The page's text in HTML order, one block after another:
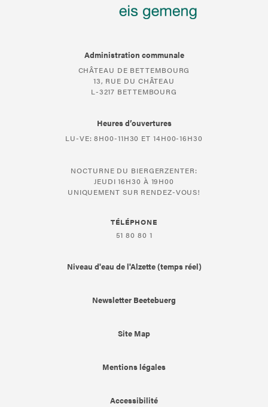
Administration communale
CHÂTEAU DE BETTEMBOURG
13, RUE DU CHÂTEAU
L-3217 BETTEMBOURG
Heures d’ouvertures
LU-VE: 8H00-11H30 ET 14H00-16H30
NOCTURNE DU BIERGERZENTER:
JEUDI 16H30 À 19H00
UNIQUEMENT SUR RENDEZ-VOUS!
TÉLÉPHONE
51 80 80 1
Niveau d'eau de l'Alzette (temps réel)
Newsletter Beetebuerg
Site Map
Mentions légales
Accessibilité